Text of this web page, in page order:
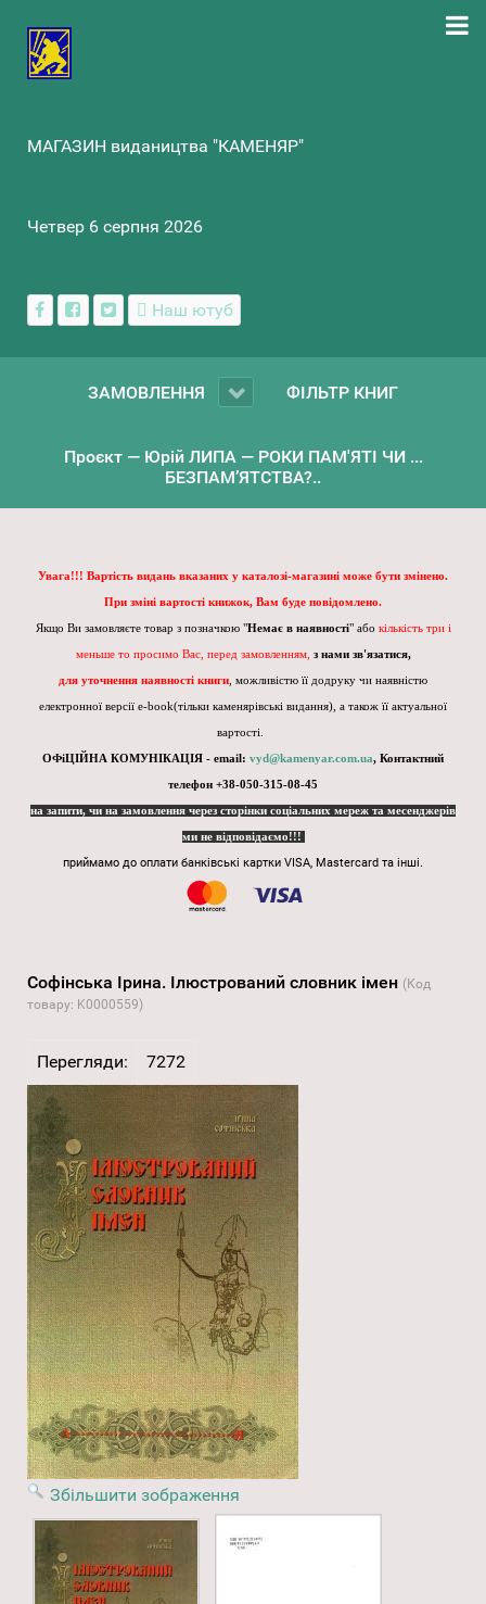
МАГАЗИН видаництва "КАМЕНЯР"
Четвер 6 серпня 2026
Наш ютуб
ЗАМОВЛЕННЯ ФІЛЬТР КНИГ
Проєкт — Юрій ЛИПА — РОКИ ПАМ'ЯТІ ЧИ ...
БЕЗПАМ’ЯТСТВА?..
Увага!!! Вартість видань вказаних у каталозі-магазині може бути змінено.
При зміні вартості книжок, Вам буде повідомлено.
Якщо Ви замовляєте товар з позначкою "Немає в наявності" або кількість три і
меньше то просимо Вас, перед замовленням, з нами зв'язатися,
для уточнення наявності книги , можливістю її додруку чи наявністю
електронної версії e-book(тільки каменярівські видання), а також її актуальної
вартості.
ОФіЦІЙНА КОМУНІКАЦІЯ - email: vyd@kamenyar.com.ua, Контактний
телефон +38-050-315-08-45
на запити, чи на замовлення через сторінки соціальних мереж та месенджерів
ми не відповідаємо!!!
приймамо до оплати банківські картки VISA, Mastercard та інші.
Софінська Ірина. Ілюстрований словник імен (Код
товару: K0000559)
Перегляди: 7272
Збільшити зображення